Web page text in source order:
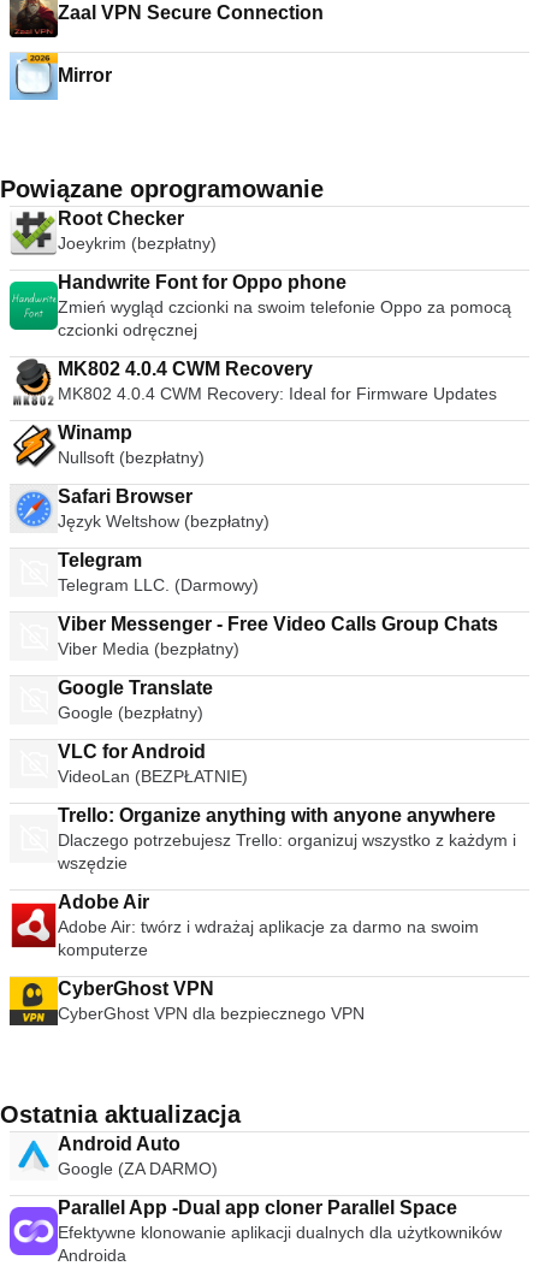
Zaal VPN Secure Connection
Mirror
Powiązane oprogramowanie
Root Checker
Joeykrim (bezpłatny)
Handwrite Font for Oppo phone
Zmień wygląd czcionki na swoim telefonie Oppo za pomocą
czcionki odręcznej
MK802 4.0.4 CWM Recovery
MK802 4.0.4 CWM Recovery: Ideal for Firmware Updates
Winamp
Nullsoft (bezpłatny)
Safari Browser
Język Weltshow (bezpłatny)
Telegram
Telegram LLC. (Darmowy)
Viber Messenger - Free Video Calls Group Chats
Viber Media (bezpłatny)
Google Translate
Google (bezpłatny)
VLC for Android
VideoLan (BEZPŁATNIE)
Trello: Organize anything with anyone anywhere
Dlaczego potrzebujesz Trello: organizuj wszystko z każdym i
wszędzie
Adobe Air
Adobe Air: twórz i wdrażaj aplikacje za darmo na swoim
komputerze
CyberGhost VPN
CyberGhost VPN dla bezpiecznego VPN
Ostatnia aktualizacja
Android Auto
Google (ZA DARMO)
Parallel App -Dual app cloner Parallel Space
Efektywne klonowanie aplikacji dualnych dla użytkowników
Androida